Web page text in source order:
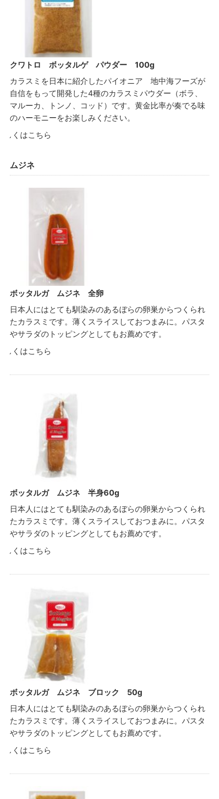
クワトロ ボッタルゲ パウダー 100g
カラスミを日本に紹介したパイオニア 地中海フーズが
自信をもって開発した4種のカラスミパウダー（ボラ、
マルーカ、トンノ、コッド）です。黄金比率が奏でる味
のハーモニーをお楽しみください。
しくはこちら
ムジネ
ボッタルガ ムジネ 全卵
日本人にはとても馴染みのあるぼらの卵巣からつくられ
たカラスミです。薄くスライスしておつまみに。パスタ
やサラダのトッピングとしてもお薦めです。
しくはこちら
ボッタルガ ムジネ 半身60g
日本人にはとても馴染みのあるぼらの卵巣からつくられ
たカラスミです。薄くスライスしておつまみに。パスタ
やサラダのトッピングとしてもお薦めです。
しくはこちら
ボッタルガ ムジネ ブロック 50g
日本人にはとても馴染みのあるぼらの卵巣からつくられ
たカラスミです。薄くスライスしておつまみに。パスタ
やサラダのトッピングとしてもお薦めです。
しくはこちら